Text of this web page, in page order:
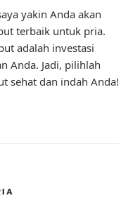
yakin Anda akan
terbaik untuk pria.
adalah investasi
Anda. Jadi, pilihlah
sehat dan indah Anda!